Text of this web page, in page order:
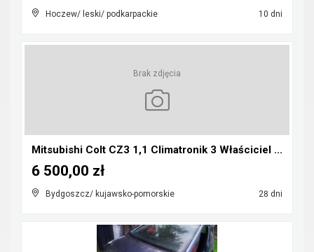
Hoczew/ leski/ podkarpackie 10 dni
Brak zdjęcia
Mitsubishi Colt CZ3 1,1 Climatronik 3 Właściciel ...
Bydgoszcz/ kujawsko-pomorskie 28 dni
6 500,00 zł